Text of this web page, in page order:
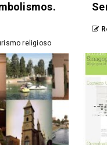
religioso